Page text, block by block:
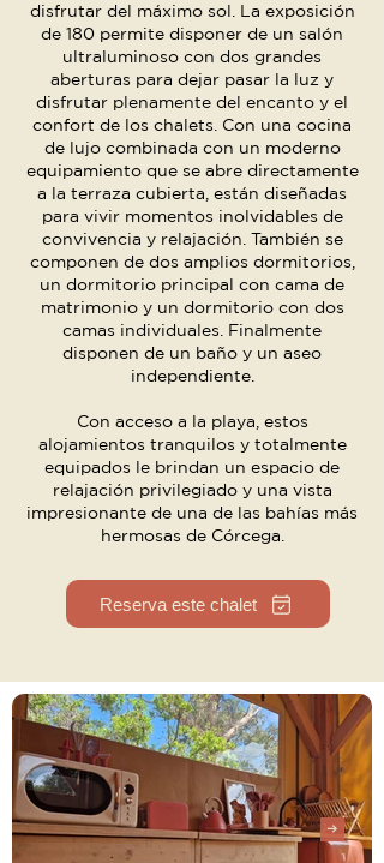
disfrutar del máximo sol. La exposición
de 180 permite disponer de un salón
ultraluminoso con dos grandes
aberturas para dejar pasar la luz y
disfrutar plenamente del encanto y el
confort de los chalets. Con una cocina
de lujo combinada con un moderno
equipamiento que se abre directamente
a la terraza cubierta, están diseñadas
para vivir momentos inolvidables de
convivencia y relajación. También se
componen de dos amplios dormitorios,
un dormitorio principal con cama de
matrimonio y un dormitorio con dos
camas individuales. Finalmente
disponen de un baño y un aseo
independiente.
Con acceso a la playa, estos
alojamientos tranquilos y totalmente
equipados le brindan un espacio de
relajación privilegiado y una vista
impresionante de una de las bahías más
hermosas de Córcega.
Reserva este chalet